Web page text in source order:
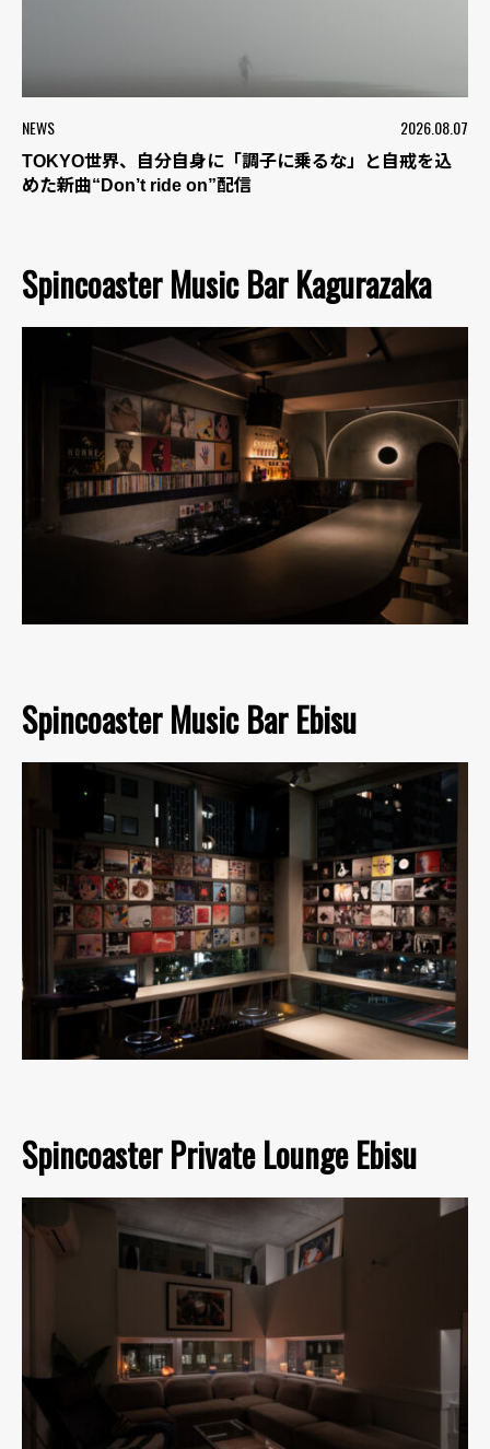
NEWS 2026.08.07
TOKYO世界、自分自身に「調子に乗るな」と自戒を込
めた新曲“Don’t ride on”配信
Spincoaster Music Bar Kagurazaka
Spincoaster Music Bar Ebisu
Spincoaster Private Lounge Ebisu